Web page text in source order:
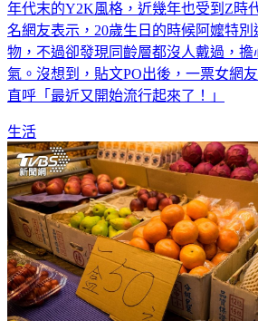
年代末的Y2K風格，近幾年也受到Z時
名網友表示，20歲生日的時候阿嬤特
物，不過卻發現同齡層都沒人戴過，
氣。沒想到，貼文PO出後，一票女網
直呼「最近又開始流行起來了！」
生活